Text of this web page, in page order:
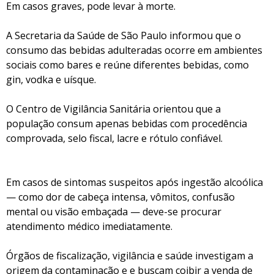
Em casos graves, pode levar à morte.
A Secretaria da Saúde de São Paulo informou que o
consumo das bebidas adulteradas ocorre em ambientes
sociais como bares e reúne diferentes bebidas, como
gin, vodka e uísque.
O Centro de Vigilância Sanitária orientou que a
população consum apenas bebidas com procedência
comprovada, selo fiscal, lacre e rótulo confiável.
Em casos de sintomas suspeitos após ingestão alcoólica
— como dor de cabeça intensa, vômitos, confusão
mental ou visão embaçada — deve-se procurar
atendimento médico imediatamente.
Órgãos de fiscalização, vigilância e saúde investigam a
origem da contaminação e e buscam coibir a venda de